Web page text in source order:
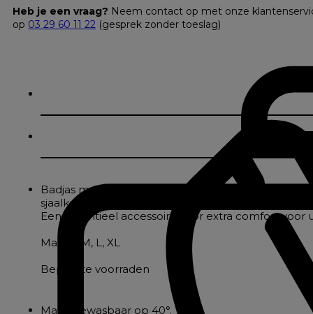
Heb je een vraag? Neem contact op met onze
op 03 29 60 11 22 (gesprek zonder toeslag)
Badjas met bi-textuur, badstof aan de
sjaalkraag, 2 lage plooien, een nekband en een
Een essentieel accessoire voor extra comfort
Maten: M, L, XL
Beperkte voorraden
Machinewasbaar op 40°.